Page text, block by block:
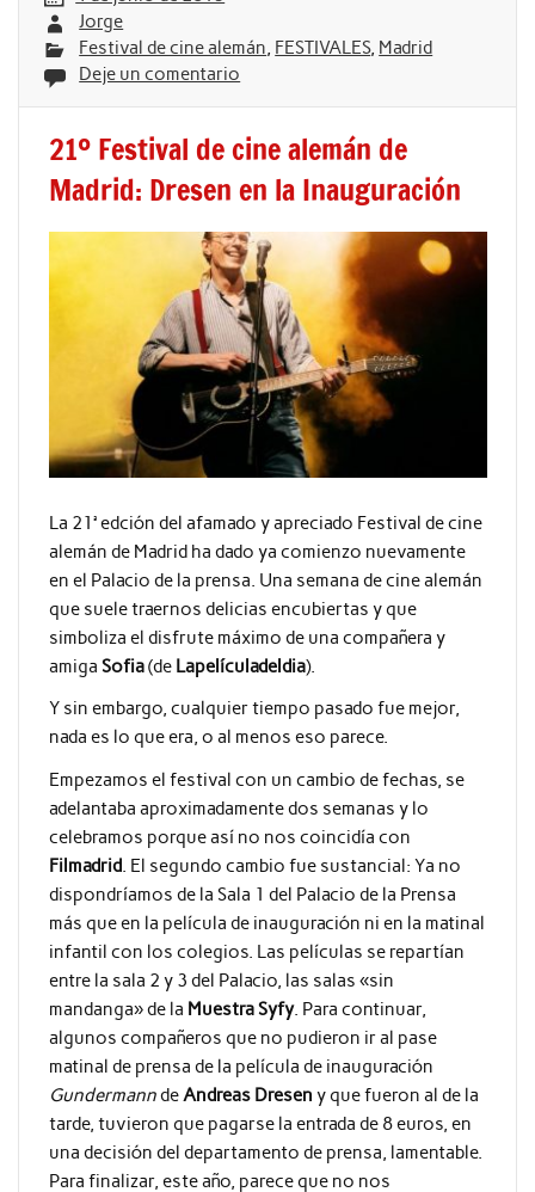
Jorge
Festival de cine alemán, FESTIVALES, Madrid
Deje un comentario
21º Festival de cine alemán de
Madrid: Dresen en la Inauguración
La 21ª edción del afamado y apreciado Festival de cine
alemán de Madrid ha dado ya comienzo nuevamente
en el Palacio de la prensa. Una semana de cine alemán
que suele traernos delicias encubiertas y que
simboliza el disfrute máximo de una compañera y
amiga Sofia(de Lapelículadeldia).
Y sin embargo, cualquier tiempo pasado fue mejor,
nada es lo que era, o al menos eso parece.
Empezamos el festival con un cambio de fechas, se
adelantaba aproximadamente dos semanas y lo
celebramos porque así no nos coincidía con
Filmadrid. El segundo cambio fue sustancial: Ya no
dispondríamos de la Sala 1 del Palacio de la Prensa
más que en la película de inauguración ni en la matinal
infantil con los colegios. Las películas se repartían
entre la sala 2 y 3 del Palacio, las salas «sin
mandanga» de la Muestra Syfy. Para continuar,
algunos compañeros que no pudieron ir al pase
matinal de prensa de la película de inauguración
GundermanndeAndreas Dresen y que fueron al de la
tarde, tuvieron que pagarse la entrada de 8 euros, en
una decisión del departamento de prensa, lamentable.
Para finalizar, este año, parece que no nos